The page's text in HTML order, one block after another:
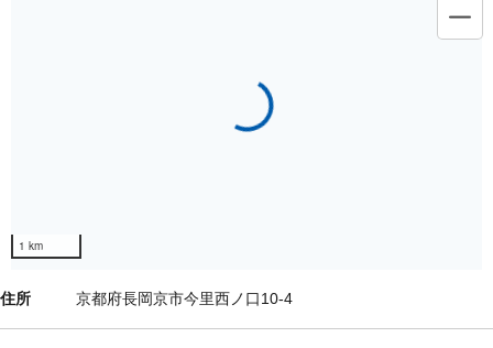
住所 京都府長岡京市今里西ノ口10-4
Loading...
1 km